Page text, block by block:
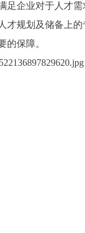
足企业对于人才
才规划及储备上
的保障。